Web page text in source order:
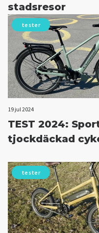
stadsresor
tester
19 jul 2024
TEST 2024:
tjockdäckad
tester